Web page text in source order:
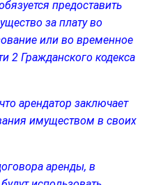
предоставить
за плату во
или во временное
2 Гражданского кодекса
арендатор заключает
имуществом в своих
аренды, в